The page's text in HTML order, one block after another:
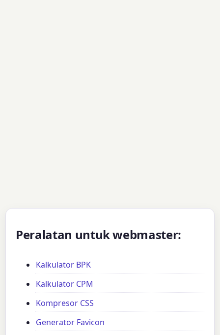
Peralatan untuk webmaster:
Kalkulator BPK
Kalkulator CPM
Kompresor CSS
Generator Favicon